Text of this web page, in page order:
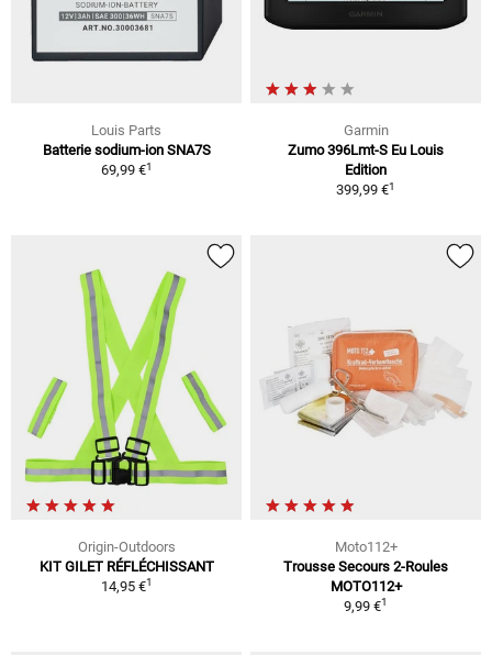
Louis Parts
Batterie sodium-ion SNA7S
69,99 €1
Garmin
Zumo 396Lmt-S Eu Louis
Edition
399,99 €1
Origin-Outdoors
KIT GILET RÉFLÉCHISSANT
14,95 €1
Moto112+
Trousse Secours 2-Roules
MOTO112+
9,99 €1